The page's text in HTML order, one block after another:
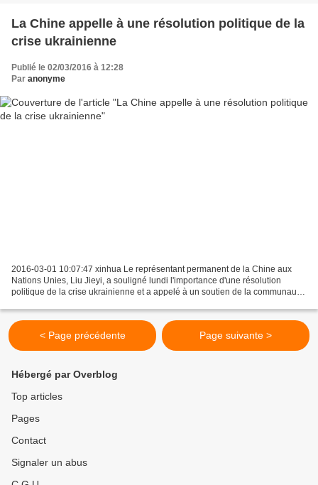
La Chine appelle à une résolution politique de la
crise ukrainienne
Publié le 02/03/2016 à 12:28
Par anonyme
2016-03-01 10:07:47 xinhua Le représentant permanent de la Chine aux
Nations Unies, Liu Jieyi, a souligné lundi l'importance d'une résolution
politique de la crise ukrainienne et a appelé à un soutien de la communauté
< Page précédente Page suivante >
Hébergé par Overblog
Top articles
Pages
Contact
Signaler un abus